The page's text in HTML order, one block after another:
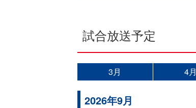
試合放送予定
3月 4月
2026年9月